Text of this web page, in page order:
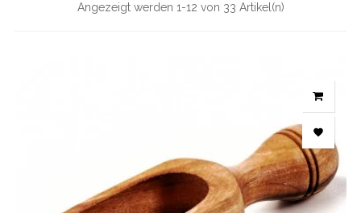
Angezeigt werden 1-12 von 33 Artikel(n)
